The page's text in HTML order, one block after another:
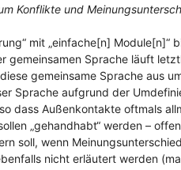
Konflikte und
mit „einfache[n] Module[n]“
gemeinsamen Sprache läuft
gemeinsame Sprache aus
Sprache aufgrund der
dass Außenkontakte oftmals
„gehandhabt“ werden –
soll, wenn
nicht erläutert werden